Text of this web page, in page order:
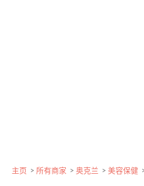
主页 > 所有商家 > 奥克兰 > 美容保健